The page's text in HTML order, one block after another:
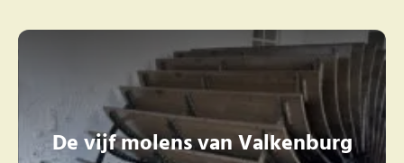
De vijf molens van Valkenburg